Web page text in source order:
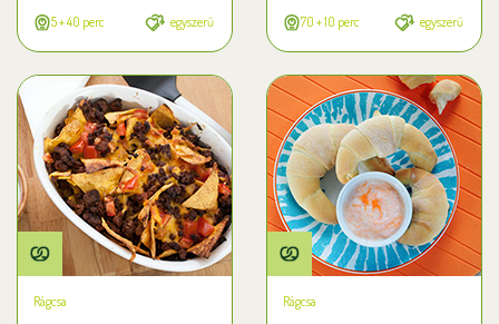
5 + 40 perc egyszerű 70 + 10 perc egyszerű
Rágcsa Rágcsa